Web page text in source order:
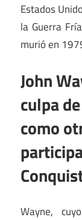
Estados
la Guerra
murió en
John
culpa
como
Wayne,